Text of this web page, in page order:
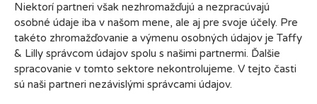
Niektorí partneri však nezhromažďujú a nezpracúvajú
osobné údaje iba v našom mene, ale aj pre svoje účely. Pre
takéto zhromažďovanie a výmenu osobných údajov je Taffy
& Lilly správcom údajov spolu s našimi partnermi. Ďalšie
spracovanie v tomto sektore nekontrolujeme. V tejto časti
sú naši partneri nezávislými správcami údajov.